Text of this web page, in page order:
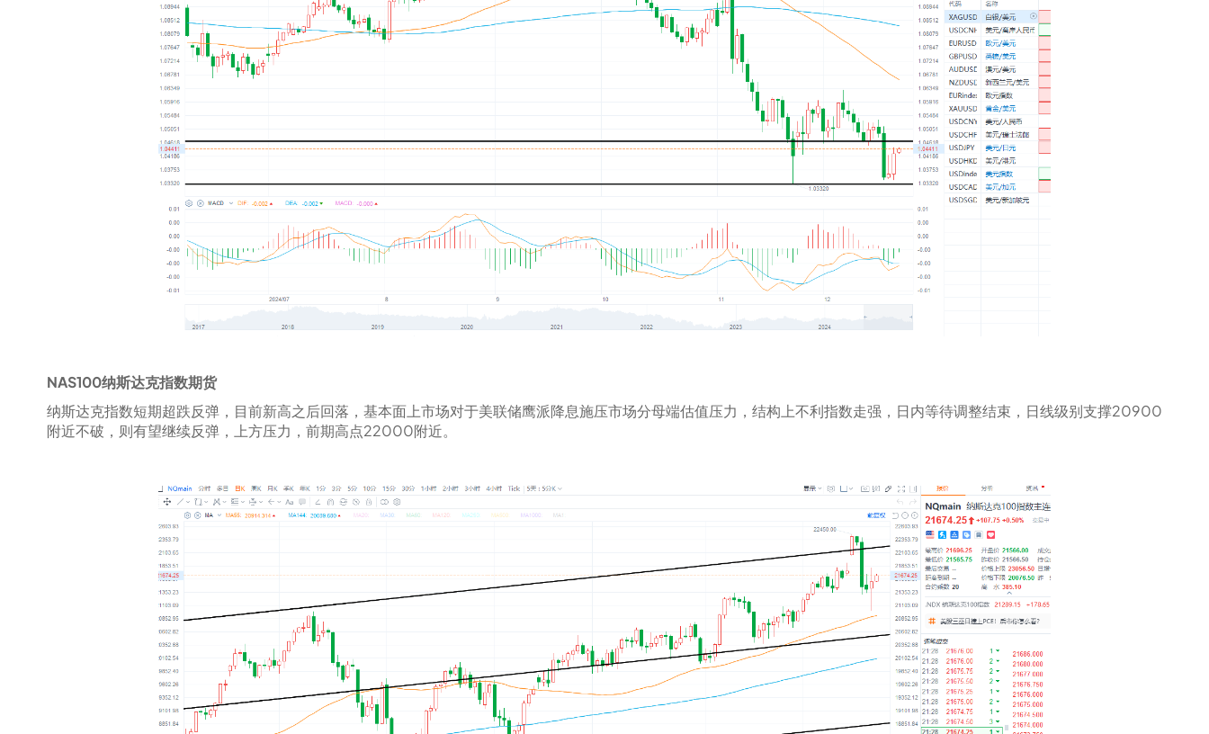
NAS100纳斯达克指数期货
纳斯达克指数短期超跌反弹，目前新高之后回落，基本面上市场对于美联储鹰派降息施压市场分母端估值压力，结构上不利指数走强，日内等待调整结束，日线级别支撑20900
附近不破，则有望继续反弹，上方压力，前期高点22000附近。